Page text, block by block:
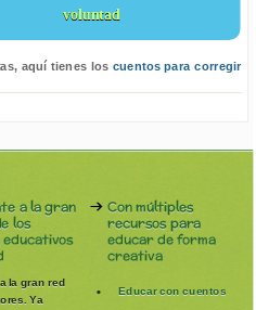
voluntad
aquí tienes los cuentos para corregir
a la gran
los
la gran red
Ya
Con múltiples
recursos para
educar de forma
creativa
Educar con cuentos